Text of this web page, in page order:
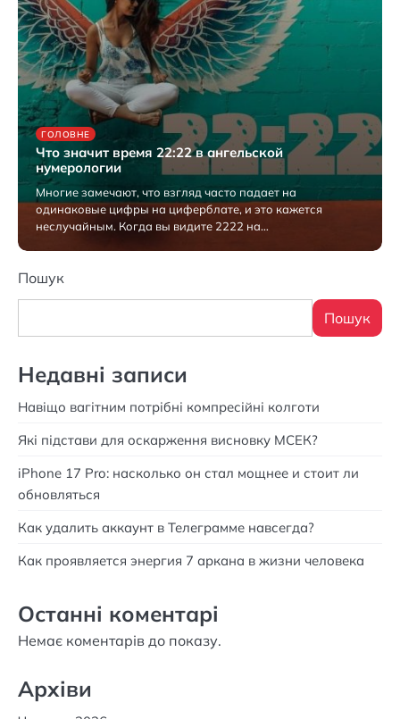
ГОЛОВНЕ
Что значит время 22:22 в ангельской
нумерологии
Многие замечают, что взгляд часто падает на
одинаковые цифры на циферблате, и это кажется
неслучайным. Когда вы видите 2222 на…
07.08.2025
Пошук
Пошук
Недавні записи
Навіщо вагітним потрібні компресійні колготи
Які підстави для оскарження висновку МСЕК?
iPhone 17 Pro: насколько он стал мощнее и стоит ли
обновляться
Как удалить аккаунт в Телеграмме навсегда?
Как проявляется энергия 7 аркана в жизни человека
Останні коментарі
Немає коментарів до показу.
Архіви